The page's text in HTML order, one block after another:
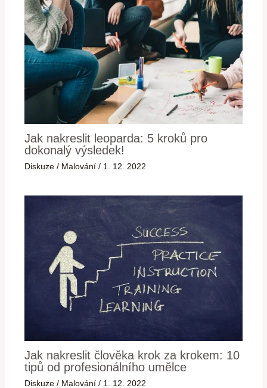
Jak nakreslit leoparda: 5 kroků pro
dokonalý výsledek!
Diskuze / Malování / 1. 12. 2022
Jak nakreslit člověka krok za krokem: 10
tipů od profesionálního umělce
Diskuze / Malování / 1. 12. 2022